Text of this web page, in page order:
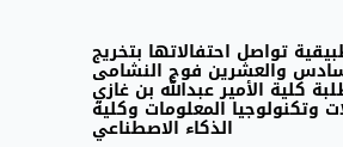
تواصل احتفالاتها بتخريج
والعشرين فوج النشامى
كلية الأمير عبدالله بن غازي
وتكنولوجيا المعلومات وكلية
الذكاء الاصطناعي